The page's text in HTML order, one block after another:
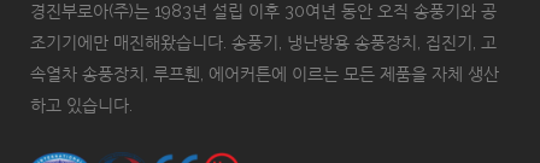
경진부로아(주)는 1983년 설립 이후 30여년 동안 오직 송풍기와 공
조기기에만 매진해왔습니다. 송풍기, 냉난방용 송풍장치, 집진기, 고
속열차 송풍장치, 루프휀, 에어커튼에 이르는 모든 제품을 자체 생산
하고 있습니다.